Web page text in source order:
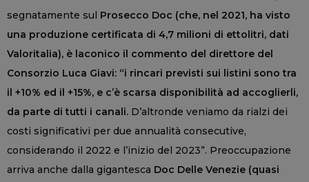
segnatamente sul Prosecco Doc (che, nel 2021, ha visto
una produzione certificata di 4,7 milioni di ettolitri, dati
Valoritalia), è laconico il commento del direttore del
Consorzio Luca Giavi: “i rincari previsti sui listini sono tra
il +10% ed il +15%, e c’è scarsa disponibilità ad accoglierli,
da parte di tutti i canali. D’altronde veniamo da rialzi dei
costi significativi per due annualità consecutive,
considerando il 2022 e l’inizio del 2023”. Preoccupazione
arriva anche dalla gigantesca Doc Delle Venezie (quasi